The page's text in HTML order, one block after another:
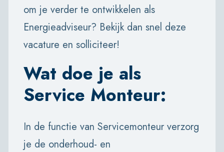
om je verder te ontwikkelen als
Energieadviseur? Bekijk dan snel deze
vacature en solliciteer!
Wat doe je als
Service Monteur:
In de functie van Servicemonteur verzorg
je de onderhoud- en